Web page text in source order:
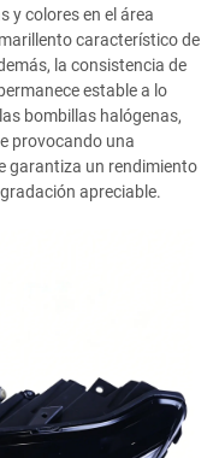
y colores en el área
característico de
la consistencia de
estable a lo
bombillas halógenas,
provocando una
garantiza un rendimiento
apreciable.